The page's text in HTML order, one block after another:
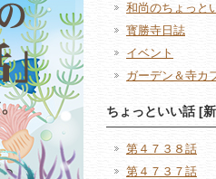
和尚のちょっと
寳勝寺日誌
イベント
ガーデン＆寺カ
ちょっといい話 [
第４７３８話
第４７３７話